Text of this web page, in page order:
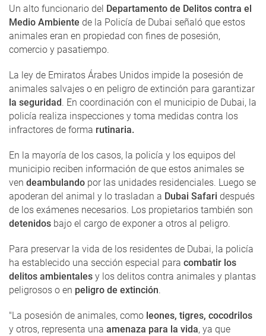
Un alto funcionario del Departamento de Delitos contra el
Medio Ambiente de la Policía de Dubai señaló que estos
animales eran en propiedad con fines de posesión,
comercio y pasatiempo.
La ley de Emiratos Árabes Unidos impide la posesión de
animales salvajes o en peligro de extinción para garantizar
la seguridad. En coordinación con el municipio de Dubai, la
policía realiza inspecciones y toma medidas contra los
infractores de forma rutinaria.
En la mayoría de los casos, la policía y los equipos del
municipio reciben información de que estos animales se
ven deambulando por las unidades residenciales. Luego se
apoderan del animal y lo trasladan a Dubai Safari después
de los exámenes necesarios. Los propietarios también son
detenidos bajo el cargo de exponer a otros al peligro.
Para preservar la vida de los residentes de Dubai, la policía
ha establecido una sección especial para combatir los
delitos ambientales y los delitos contra animales y plantas
peligrosos o en peligro de extinción.
"La posesión de animales, como leones, tigres, cocodrilos
y otros, representa una amenaza para la vida, ya que